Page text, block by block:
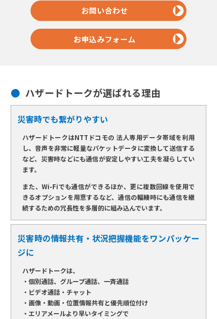
お問い合わせ
お申込みフォーム
ハザードトークが選ばれる理由
災害時でも繋がりやすい
ハザードトークはNTTドコモの 法人専用データ帯域を利用
し、音声を非常に軽量なパケットデータに変換して送信する
など、災害時などにも通信が安定しやすい工夫を凝らしてい
ます。
また、Wi-Fiでも通信ができるほか、更に複数回線を使用で
きるオプションを用意するなど、通信の輻輳時にも通信を継
続するための冗長性を多層的に組み込んでいます。
災害時の情報共有・状況把握機能をワンパッケー
ジに
ハザードトークは、
・個別通話、グループ通話、一斉通話
・ビデオ通話・チャット
・画像・動画・位置情報共有と優先順位付け
・エリアメールより早いタイミングで